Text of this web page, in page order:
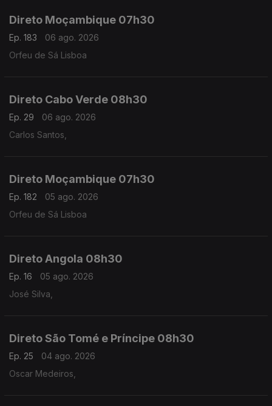
Direto Moçambique 07h30
Ep. 183
06 ago. 2026
Orfeu de Sá Lisboa
Direto Cabo Verde 08h30
Ep. 29
06 ago. 2026
Carlos Santos,
Direto Moçambique 07h30
Ep. 182
05 ago. 2026
Orfeu de Sá Lisboa
Direto Angola 08h30
Ep. 16
05 ago. 2026
José Silva,
Direto São Tomé e Príncipe 08h30
Ep. 25
04 ago. 2026
Oscar Medeiros,